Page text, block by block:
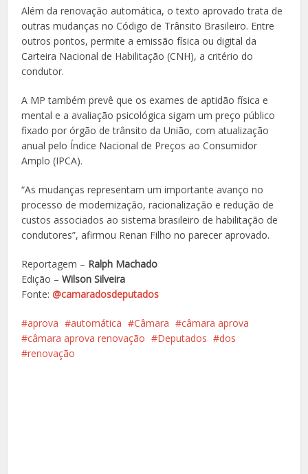
Além da renovação automática, o texto aprovado trata de
outras mudanças no Código de Trânsito Brasileiro. Entre
outros pontos, permite a emissão física ou digital da
Carteira Nacional de Habilitação (CNH), a critério do
condutor.
A MP também prevê que os exames de aptidão física e
mental e a avaliação psicológica sigam um preço público
fixado por órgão de trânsito da União, com atualização
anual pelo Índice Nacional de Preços ao Consumidor
Amplo (IPCA).
“As mudanças representam um importante avanço no
processo de modernização, racionalização e redução de
custos associados ao sistema brasileiro de habilitação de
condutores”, afirmou Renan Filho no parecer aprovado.
Reportagem – Ralph Machado
Edição –Wilson Silveira
Fonte:@camaradosdeputados
aprova automática Câmara
câmara aprova
câmara aprova renovação
Deputados
dos
renovação